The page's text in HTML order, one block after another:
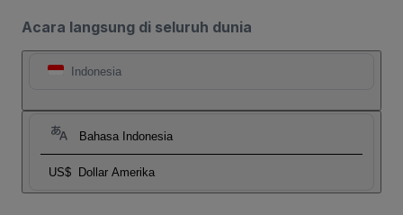
Acara langsung di seluruh dunia
Indonesia
Bahasa Indonesia
US$ Dollar Amerika